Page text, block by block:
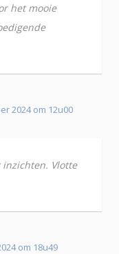
het mooie
2024 om 12u00
Vlotte
om 18u49